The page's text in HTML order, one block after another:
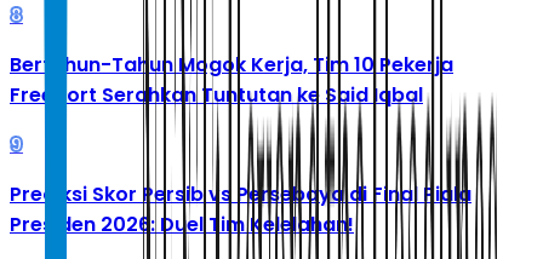
8
Bertahun-Tahun Mogok Kerja, Tim 10 Pekerja
Freeport Serahkan Tuntutan ke Said Iqbal
9
Prediksi Skor Persib vs Persebaya di Final Piala
Presiden 2026: Duel Tim Kelelahan!